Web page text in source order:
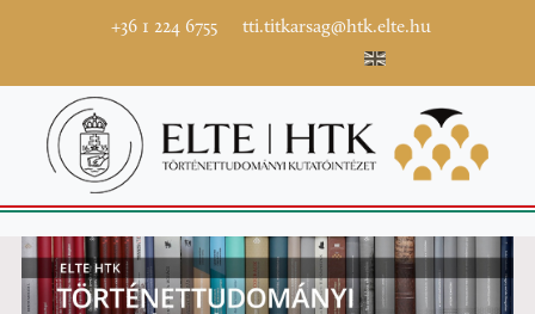
+36 1 224 6755 tti.titkarsag@htk.elte.hu